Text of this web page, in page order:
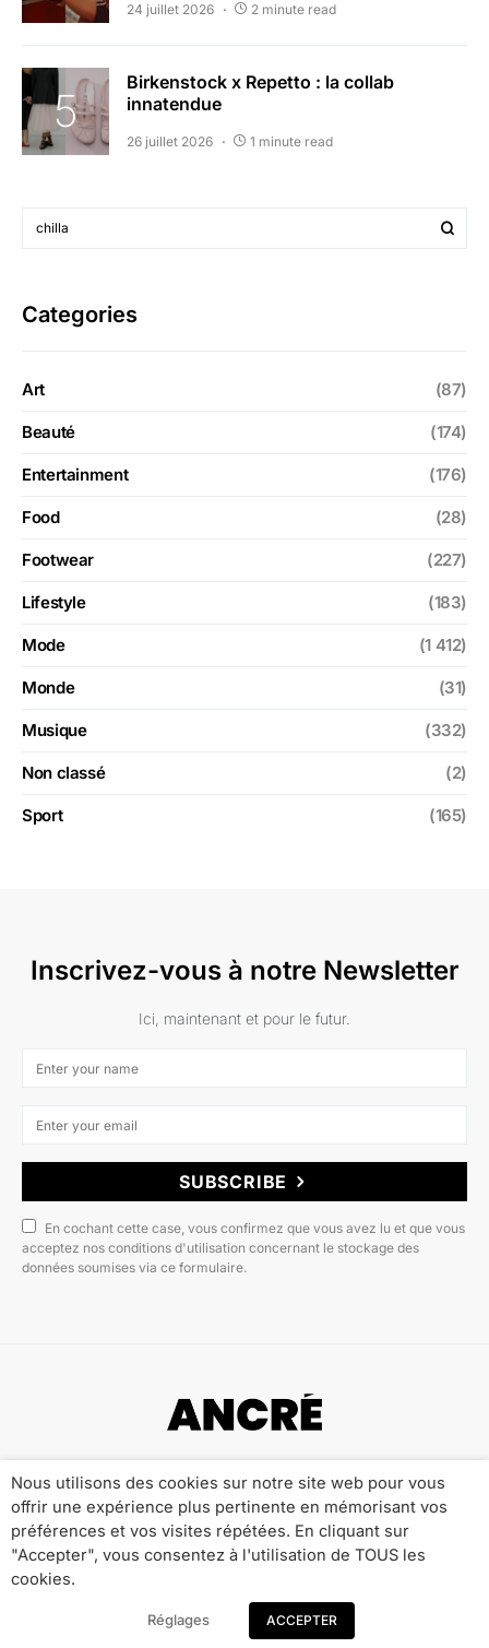
24 juillet 2026 2 minute read
Birkenstock x Repetto : la collab
innatendue
26 juillet 2026 1 minute read
Categories
Art (87)
Beauté (174)
Entertainment (176)
Food (28)
Footwear (227)
Lifestyle (183)
Mode (1 412)
Monde (31)
Musique (332)
Non classé (2)
Sport (165)
Inscrivez-vous à notre Newsletter
Ici, maintenant et pour le futur.
SUBSCRIBE
En cochant cette case, vous confirmez que vous avez lu et que vous
acceptez nos conditions d'utilisation concernant le stockage des
données soumises via ce formulaire.
Qui sommes-nous ? Publicité
Contact
Mentions Légales
Politique de Confidentialité
Nous utilisons des cookies sur notre site web pour vous
offrir une expérience plus pertinente en mémorisant vos
préférences et vos visites répétées. En cliquant sur
"Accepter", vous consentez à l'utilisation de TOUS les
cookies.
Réglages ACCEPTER